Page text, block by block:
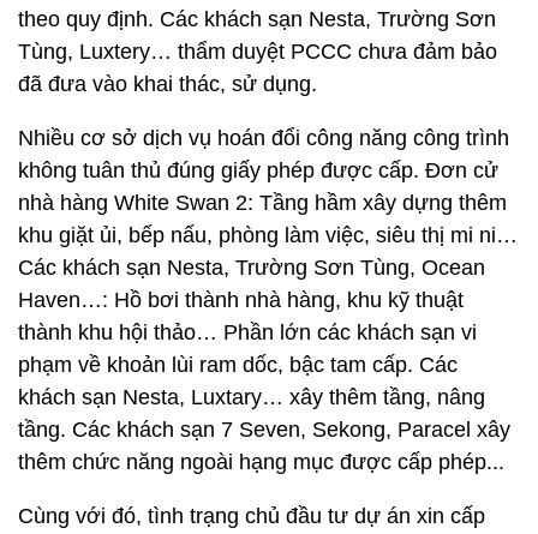
theo quy định. Các khách sạn Nesta, Trường Sơn
Tùng, Luxtery… thẩm duyệt PCCC chưa đảm bảo
đã đưa vào khai thác, sử dụng.
Nhiều cơ sở dịch vụ hoán đổi công năng công trình
không tuân thủ đúng giấy phép được cấp. Đơn cử
nhà hàng White Swan 2: Tầng hầm xây dựng thêm
khu giặt ủi, bếp nấu, phòng làm việc, siêu thị mi ni…
Các khách sạn Nesta, Trường Sơn Tùng, Ocean
Haven…: Hồ bơi thành nhà hàng, khu kỹ thuật
thành khu hội thảo… Phần lớn các khách sạn vi
phạm về khoản lùi ram dốc, bậc tam cấp. Các
khách sạn Nesta, Luxtary… xây thêm tầng, nâng
tầng. Các khách sạn 7 Seven, Sekong, Paracel xây
thêm chức năng ngoài hạng mục được cấp phép...
Cùng với đó, tình trạng chủ đầu tư dự án xin cấp